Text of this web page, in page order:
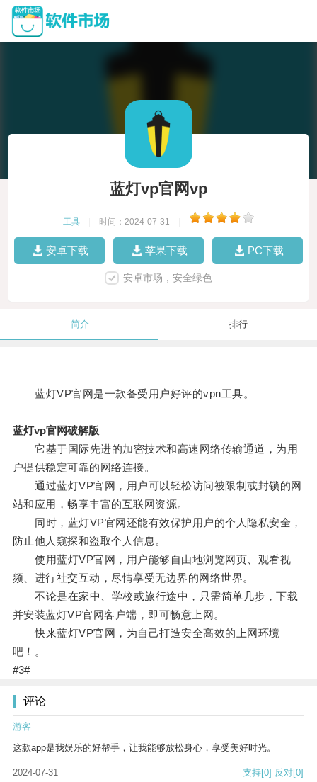
蓝灯vp官网vp
工具 时间：2024-07-31
安卓下载 苹果下载 PC下载
安卓市场，安全绿色
简介 排行
蓝灯VP官网是一款备受用户好评的vpn工具。
蓝灯vp官网破解版
它基于国际先进的加密技术和高速网络传输通道，为用
户提供稳定可靠的网络连接。
通过蓝灯VP官网，用户可以轻松访问被限制或封锁的网
站和应用，畅享丰富的互联网资源。
同时，蓝灯VP官网还能有效保护用户的个人隐私安全，
防止他人窥探和盗取个人信息。
使用蓝灯VP官网，用户能够自由地浏览网页、观看视
频、进行社交互动，尽情享受无边界的网络世界。
不论是在家中、学校或旅行途中，只需简单几步，下载
并安装蓝灯VP官网客户端，即可畅意上网。
快来蓝灯VP官网，为自己打造安全高效的上网环境
吧！。
#3#
评论
游客
这款app是我娱乐的好帮手，让我能够放松身心，享受美好时光。
2024-07-31 支持[0] 反对[0]